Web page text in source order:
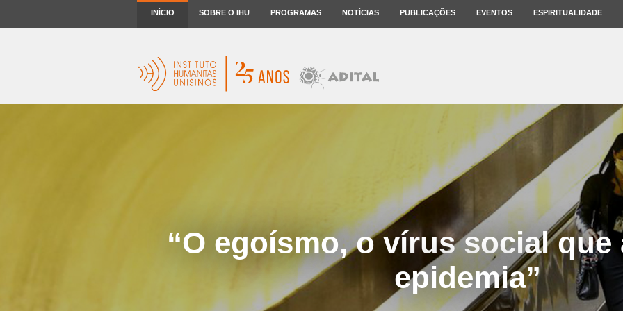
INÍCIO SOBRE O IHU PROGRAMAS NOTÍCIAS PUBLICAÇÕES EVENTOS ESPIRITUALIDADE
“O egoísmo, o vírus social que
epidemia”